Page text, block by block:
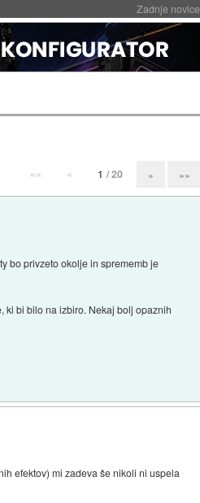
Zadnje novice
«« « 1 / 20 » »»
bo privzeto okolje in sprememb je
ki bi bilo na izbiro. Nekaj bolj opaznih
efektov) mi zadeva še nikoli ni uspela